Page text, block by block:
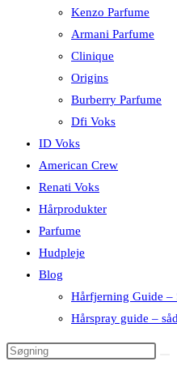
Kenzo Parfume
Armani Parfume
Clinique
Origins
Burberry Parfume
Dfi Voks
ID Voks
American Crew
Renati Voks
Hårprodukter
Parfume
Hudpleje
Blog
Hårfjerning Guide –
Hårspray guide –